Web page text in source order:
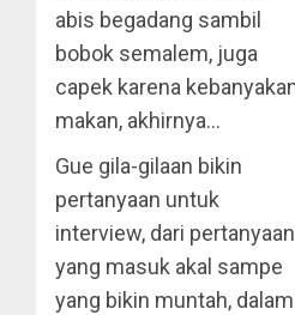
abis begadang sambil
bobok semalem, juga
capek karena
makan, akhirnya…
Gue gila-gilaan bikin
pertanyaan untuk
interview, dari pertanyaan
yang masuk akal sampe
yang bikin muntah, dalam